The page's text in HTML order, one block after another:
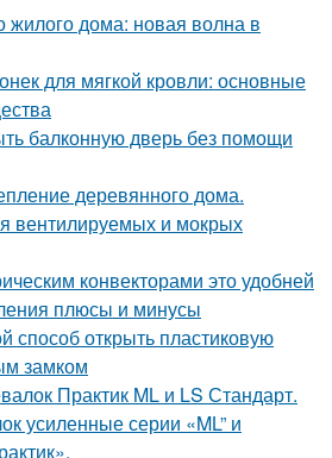
жилого дома: новая волна в
для мягкой кровли: основные
балконную дверь без помощи
деревянного дома.
вентилируемых и мокрых
конвекторами это удобней
плюсы и минусы
способ открыть пластиковую
замком
Практик ML и LS Стандарт.
усиленные серии «ML” и